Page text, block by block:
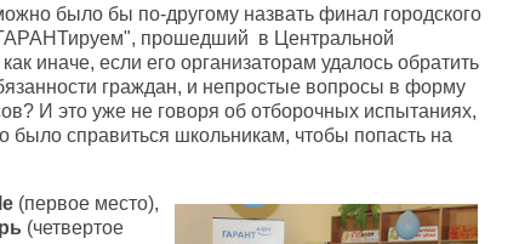
было бы по-другому назвать финал городского
прошедший в Центральной
иначе, если его организаторам удалось обратить
граждан, и непростые вопросы в форму
И это уже не говоря об отборочных испытаниях,
было справиться школьникам, чтобы попасть на
(первое место),
(четвертое